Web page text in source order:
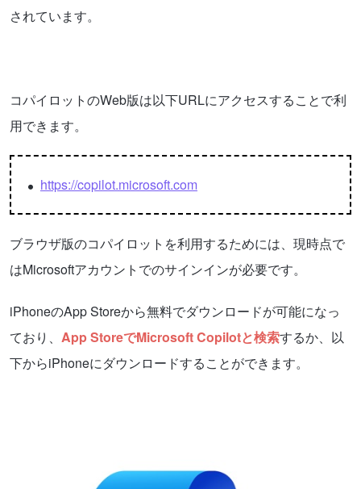
されています。
コパイロットのWeb版は以下URLにアクセスすることで利
用できます。
https://copilot.microsoft.com
ブラウザ版のコパイロットを利用するためには、現時点で
はMicrosoftアカウントでのサインインが必要です。
iPhoneのApp Storeから無料でダウンロードが可能になっ
ており、 App StoreでMicrosoft Copilotと検索するか、以
下からiPhoneにダウンロードすることができます。